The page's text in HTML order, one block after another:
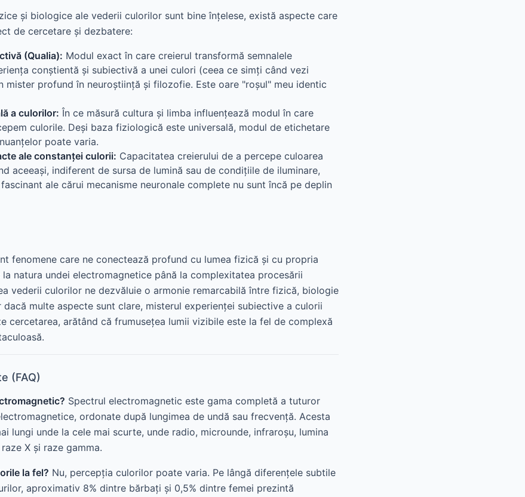
și biologice ale vederii culorilor sunt bine înțelese, există aspecte care
de cercetare și dezbatere:
(Qualia): Modul exact în care creierul transformă semnalele
conștientă și subiectivă a unei culori (ceea ce simți când vezi
mister profund în neuroștiință și filozofie. Este oare "roșul" meu identic
a culorilor: În ce măsură cultura și limba influențează modul în care
culorile. Deși baza fiziologică este universală, modul de etichetare
poate varia.
ale constanței culorii: Capacitatea creierului de a percepe culoarea
aceeași, indiferent de sursa de lumină sau de condițiile de iluminare,
ale cărui mecanisme neuronale complete nu sunt încă pe deplin
fenomene care ne conectează profund cu lumea fizică și cu propria
natura undei electromagnetice până la complexitatea procesării
vederii culorilor ne dezvăluie o armonie remarcabilă între fizică, biologie
dacă multe aspecte sunt clare, misterul experienței subiective a culorii
cercetarea, arătând că frumusețea lumii vizibile este la fel de complexă
(FAQ)
Spectrul electromagnetic este gama completă a tuturor
ordonate după lungimea de undă sau frecvență. Acesta
lungi unde la cele mai scurte, unde radio, microunde, infraroșu, lumina
X și raze gamma.
la fel? Nu, percepția culorilor poate varia. Pe lângă diferențele subtile
aproximativ 8% dintre bărbați și 0,5% dintre femei prezintă